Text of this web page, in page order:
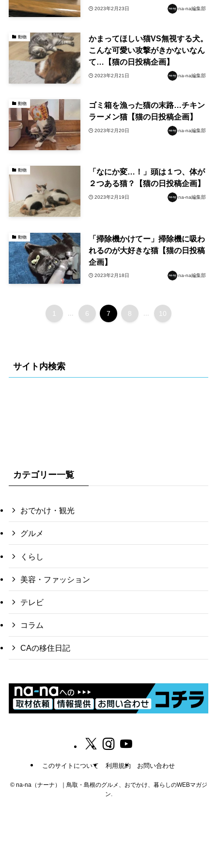
2023年2月23日 na-na編集部
動物
かまってほしい猫VS無視する犬。
こんな可愛い攻撃がきかないなん
て…【猫の日投稿企画】
2023年2月21日 na-na編集部
動物
ゴミ箱を漁った猫の末路…チキン
ラーメン猫【猫の日投稿企画】
2023年2月20日 na-na編集部
動物
「なにか変…！」頭は１つ、体が
２つある猫？【猫の日投稿企画】
2023年2月19日 na-na編集部
動物
「掃除機かけてー」掃除機に吸わ
れるのが大好きな猫【猫の日投稿
企画】
2023年2月18日 na-na編集部
1 6 7 8 10
サイト内検索
カテゴリー一覧
おでかけ・観光
グルメ
くらし
美容・ファッション
テレビ
コラム
CAの移住日記
このサイトについて 利用規約 お問い合わせ
©na-na（ナーナ）｜鳥取・島根のグルメ、おでかけ、暮らしのWEBマガジ
ン.